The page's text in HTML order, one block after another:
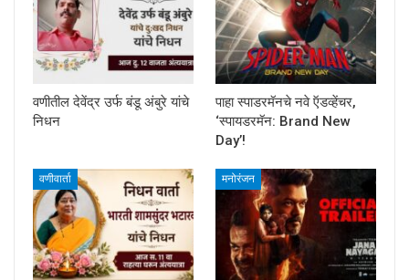
वणीतील देवेंद्र उर्फ बंडू अंबुरे यांचे
निधन
पाहा स्पाडरमॅनचे नवे ऍडव्हेंचर,
‘स्पायडरमॅन: Brand New
Day’!
वणीवार्ता मनोरंजन